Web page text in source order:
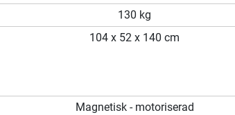
130 kg
104 x 52 x 140 cm
Magnetisk - motoriserad